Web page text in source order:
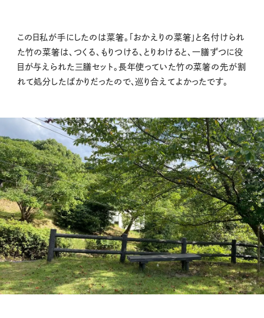
この日私が手にしたのは菜箸。「おかえりの菜箸」と名付けられ
た竹の菜箸は、つくる、もりつける、とりわけると、一膳ずつに役
目が与えられた三膳セット。長年使っていた竹の菜箸の先が割
れて処分したばかりだったので、巡り合えてよかったです。